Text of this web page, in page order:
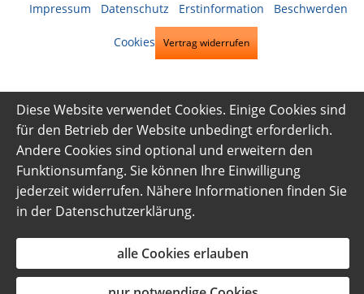
Impressum Datenschutz Erstinformation Beschwerden
Cookies Vertrag widerrufen
Diese Website verwendet Cookies. Einige Cookies sind
für den Betrieb der Website unbedingt erforderlich.
Andere Cookies sind optional und erweitern den
Funktionsumfang. Sie können Ihre Einwilligung
jederzeit widerrufen. Nähere Informationen finden Sie
in der Datenschutzerklärung.
alle Cookies erlauben